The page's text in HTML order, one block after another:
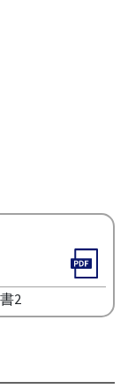
2